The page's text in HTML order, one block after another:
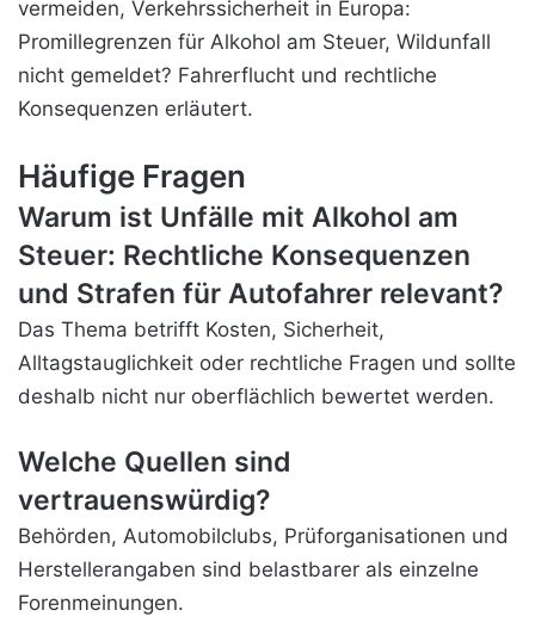
vermeiden, Verkehrssicherheit in Europa:
Promillegrenzen für Alkohol am Steuer, Wildunfall
nicht gemeldet? Fahrerflucht und rechtliche
Konsequenzen erläutert.
Häufige Fragen
Warum ist Unfälle mit Alkohol am
Steuer: Rechtliche Konsequenzen
und Strafen für Autofahrer relevant?
Das Thema betrifft Kosten, Sicherheit,
Alltagstauglichkeit oder rechtliche Fragen und sollte
deshalb nicht nur oberflächlich bewertet werden.
Welche Quellen sind
vertrauenswürdig?
Behörden, Automobilclubs, Prüforganisationen und
Herstellerangaben sind belastbarer als einzelne
Forenmeinungen.